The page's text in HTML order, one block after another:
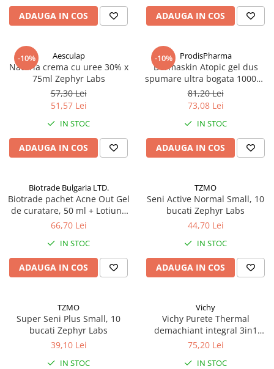
Antioxidanti
Altele-Suplimente alimentare
ADAUGA IN COS ADAUGA IN COS
-10% Aesculap
Naturia crema cu uree 30% x
75ml Zephyr Labs
57,30 Lei
51,57 Lei
IN STOC
ADAUGA IN COS
-10% ProdisPharma
Dermaskin Atopic gel dus
spumare ultra bogata 1000ml
Zephyr Labs
81,20 Lei
73,08 Lei
IN STOC
ADAUGA IN COS
Biotrade Bulgaria LTD.
Biotrade pachet Acne Out Gel
de curatare, 50 ml + Lotiune
activa, 20 ml + Crema
66,70 Lei
IN STOC
ADAUGA IN COS
TZMO
Seni Active Normal Small, 10
bucati Zephyr Labs
44,70 Lei
IN STOC
ADAUGA IN COS
TZMO
Super Seni Plus Small, 10
bucati Zephyr Labs
39,10 Lei
IN STOC
Vichy
Vichy Purete Thermal
demachiant integral 3in1
200ml Zephyr Labs
75,20 Lei
IN STOC